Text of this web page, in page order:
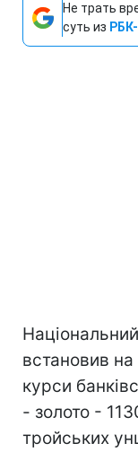
Не трать
суть из
встановив
курси
- золото -
тройських